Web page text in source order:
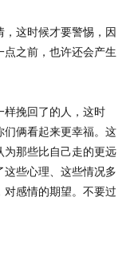
这时候才要警惕，因
之前，也许还会产生
挽回了的人，这时
们俩看起来更幸福。这
为那些比自己走的更远
些心理、这些情况多
感情的期望。不要过